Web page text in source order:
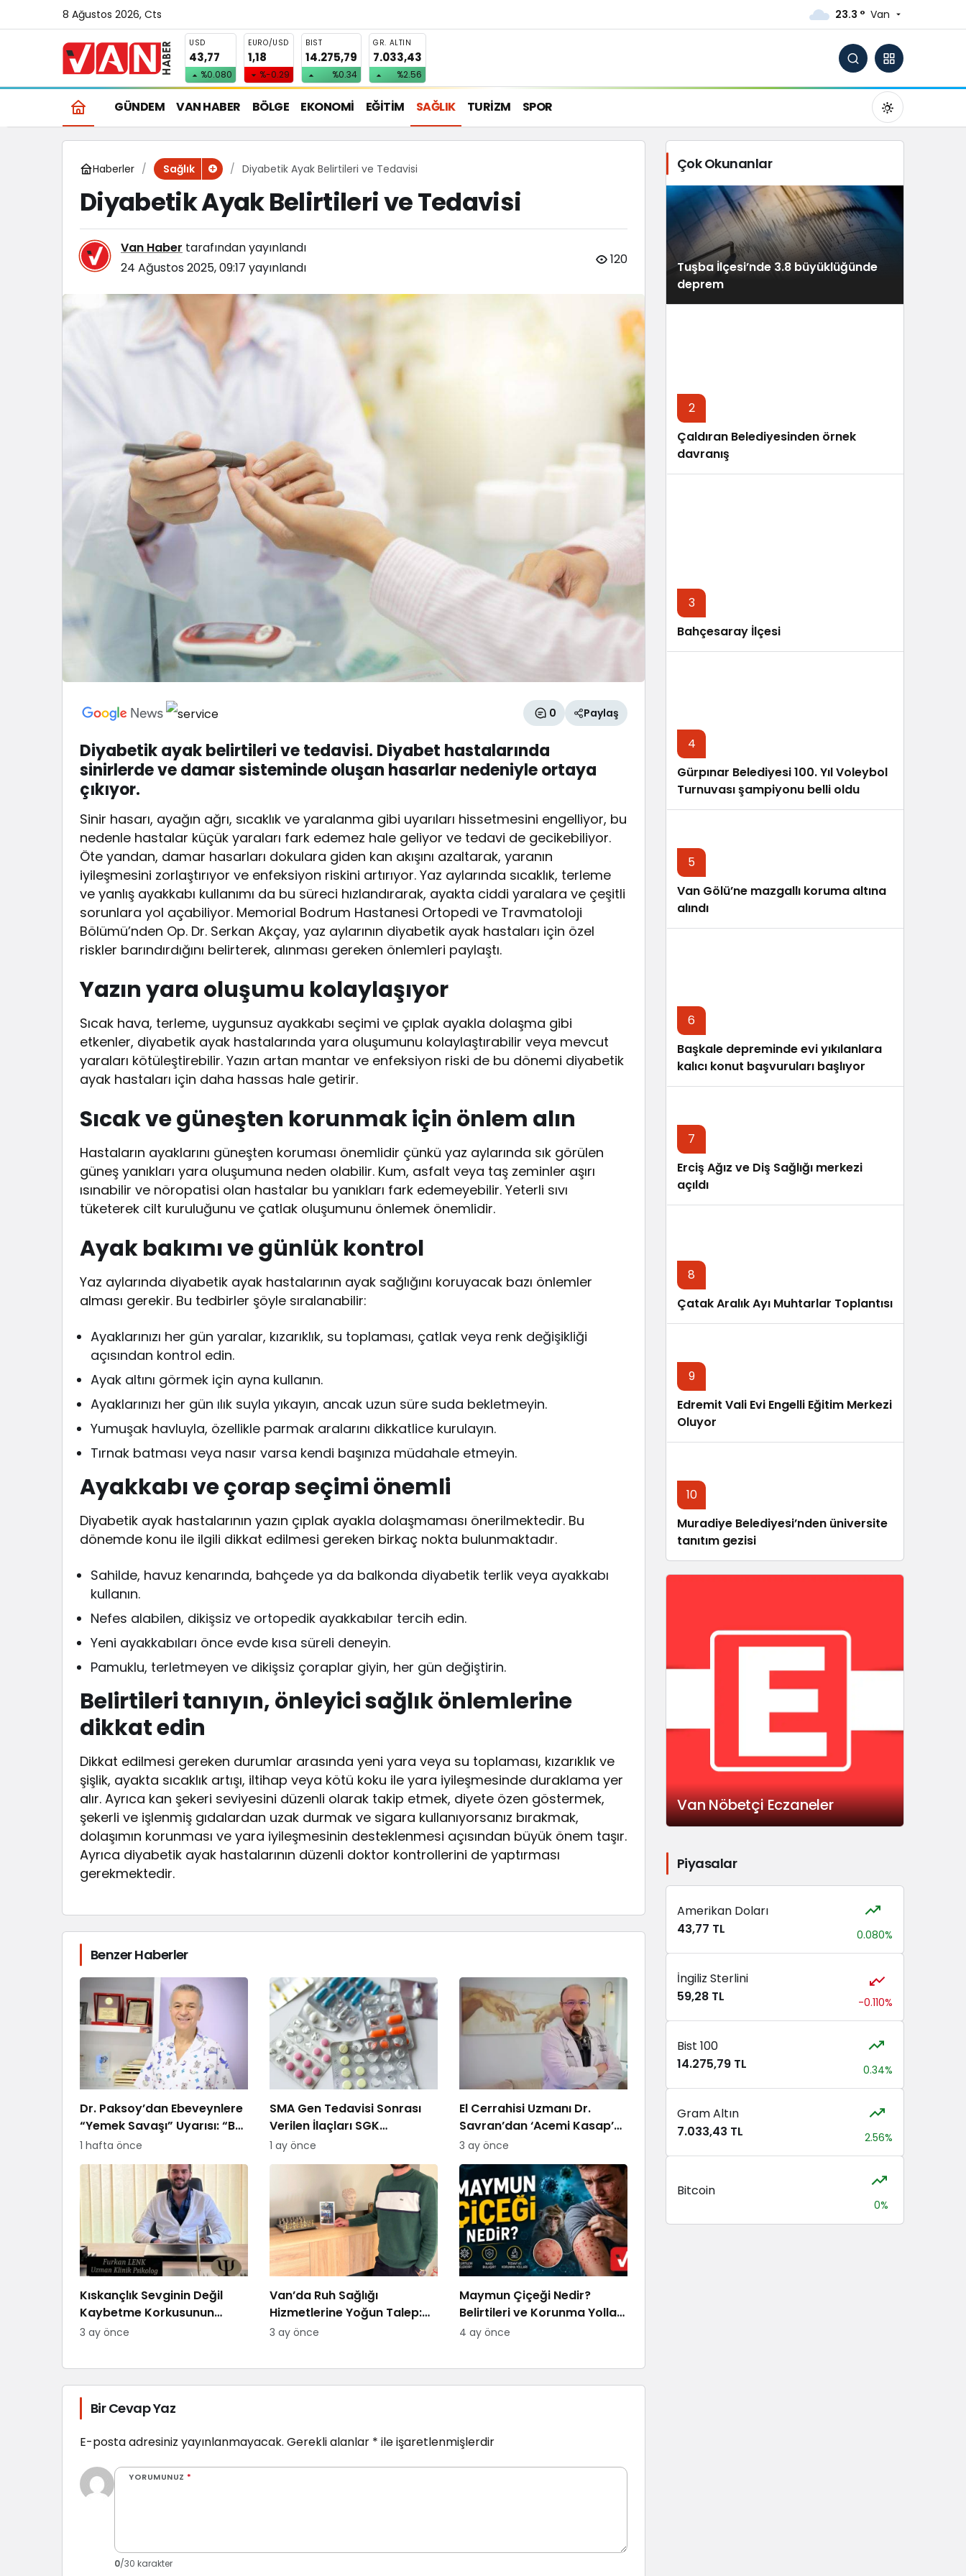
8 Ağustos 2026, Cts 23.3 ° Van
USD
43,77
%0.080
EURO/USD
1,18
%-0.29
BIST
14.275,79
%0.34
GR. ALTIN
7.033,43
%2.56
GÜNDEM VAN HABER BÖLGE EKONOMİ EĞİTİM SAĞLIK TURİZM SPOR
Gündüz Modu
Gündüz modunu seçin.
Haberler Sağlık Diyabetik Ayak Belirtileri ve Tedavisi
Diyabetik Ayak Belirtileri ve Tedavisi
Van Haber tarafından yayınlandı
24 Ağustos 2025, 09:17 yayınlandı
120
0 Paylaş
Diyabetik ayak belirtileri ve tedavisi. Diyabet hastalarında
sinirlerde ve damar sisteminde oluşan hasarlar nedeniyle ortaya
çıkıyor.
Sinir hasarı, ayağın ağrı, sıcaklık ve yaralanma gibi uyarıları hissetmesini engelliyor, bu
nedenle hastalar küçük yaraları fark edemez hale geliyor ve tedavi de gecikebiliyor.
Öte yandan, damar hasarları dokulara giden kan akışını azaltarak, yaranın
iyileşmesini zorlaştırıyor ve enfeksiyon riskini artırıyor. Yaz aylarında sıcaklık, terleme
ve yanlış ayakkabı kullanımı da bu süreci hızlandırarak, ayakta ciddi yaralara ve çeşitli
sorunlara yol açabiliyor. Memorial Bodrum Hastanesi Ortopedi ve Travmatoloji
Bölümü’nden Op. Dr. Serkan Akçay, yaz aylarının diyabetik ayak hastaları için özel
riskler barındırdığını belirterek, alınması gereken önlemleri paylaştı.
Yazın yara oluşumu kolaylaşıyor
Sıcak hava, terleme, uygunsuz ayakkabı seçimi ve çıplak ayakla dolaşma gibi
etkenler, diyabetik ayak hastalarında yara oluşumunu kolaylaştırabilir veya mevcut
yaraları kötüleştirebilir. Yazın artan mantar ve enfeksiyon riski de bu dönemi diyabetik
ayak hastaları için daha hassas hale getirir.
Sıcak ve güneşten korunmak için önlem alın
Hastaların ayaklarını güneşten koruması önemlidir çünkü yaz aylarında sık görülen
güneş yanıkları yara oluşumuna neden olabilir. Kum, asfalt veya taş zeminler aşırı
ısınabilir ve nöropatisi olan hastalar bu yanıkları fark edemeyebilir. Yeterli sıvı
tüketerek cilt kuruluğunu ve çatlak oluşumunu önlemek önemlidir.
Ayak bakımı ve günlük kontrol
Yaz aylarında diyabetik ayak hastalarının ayak sağlığını koruyacak bazı önlemler
alması gerekir. Bu tedbirler şöyle sıralanabilir:
Ayaklarınızı her gün yaralar, kızarıklık, su toplaması, çatlak veya renk değişikliği
açısından kontrol edin.
Ayak altını görmek için ayna kullanın.
Ayaklarınızı her gün ılık suyla yıkayın, ancak uzun süre suda bekletmeyin.
Yumuşak havluyla, özellikle parmak aralarını dikkatlice kurulayın.
Tırnak batması veya nasır varsa kendi başınıza müdahale etmeyin.
Ayakkabı ve çorap seçimi önemli
Diyabetik ayak hastalarının yazın çıplak ayakla dolaşmaması önerilmektedir. Bu
dönemde konu ile ilgili dikkat edilmesi gereken birkaç nokta bulunmaktadır.
Sahilde, havuz kenarında, bahçede ya da balkonda diyabetik terlik veya ayakkabı
kullanın.
Nefes alabilen, dikişsiz ve ortopedik ayakkabılar tercih edin.
Yeni ayakkabıları önce evde kısa süreli deneyin.
Pamuklu, terletmeyen ve dikişsiz çoraplar giyin, her gün değiştirin.
Belirtileri tanıyın, önleyici sağlık önlemlerine
dikkat edin
Dikkat edilmesi gereken durumlar arasında yeni yara veya su toplaması, kızarıklık ve
şişlik, ayakta sıcaklık artışı, iltihap veya kötü koku ile yara iyileşmesinde duraklama yer
alır. Ayrıca kan şekeri seviyesini düzenli olarak takip etmek, diyete özen göstermek,
şekerli ve işlenmiş gıdalardan uzak durmak ve sigara kullanıyorsanız bırakmak,
dolaşımın korunması ve yara iyileşmesinin desteklenmesi açısından büyük önem taşır.
Ayrıca diyabetik ayak hastalarının düzenli doktor kontrollerini de yaptırması
gerekmektedir.
Benzer Haberler
Dr. Paksoy’dan Ebeveynlere
“Yemek Savaşı” Uyarısı: “B
Planı Sunmayın, Kararlı
Olun”
1 hafta önce
SMA Gen Tedavisi Sonrası
Verilen İlaçları SGK
Ödemeyecek!
1 ay önce
El Cerrahisi Uzmanı Dr.
Savran’dan ‘Acemi Kasap’
Uyarısı!
3 ay önce
Kıskançlık Sevginin Değil
Kaybetme Korkusunun
Göstergesidir: Uzman
3 ay önce
Van’da Ruh Sağlığı
Hizmetlerine Yoğun Talep:
“Randevu Bulmakta
3 ay önce
Maymun Çiçeği Nedir?
Belirtileri ve Korunma Yolları
2026
4 ay önce
Bir Cevap Yaz
E-posta adresiniz yayınlanmayacak. Gerekli alanlar * ile işaretlenmişlerdir
YORUMUNUZ *
0/30 karakter
Çok Okunanlar
Tuşba İlçesi’nde 3.8 büyüklüğünde
deprem
2
Çaldıran Belediyesinden örnek
davranış
3
Bahçesaray İlçesi
4
Gürpınar Belediyesi 100. Yıl Voleybol
Turnuvası şampiyonu belli oldu
5
Van Gölü’ne mazgallı koruma altına
alındı
6
Başkale depreminde evi yıkılanlara
kalıcı konut başvuruları başlıyor
7
Erciş Ağız ve Diş Sağlığı merkezi
açıldı
8
Çatak Aralık Ayı Muhtarlar Toplantısı
9
Edremit Vali Evi Engelli Eğitim Merkezi
Oluyor
10
Muradiye Belediyesi’nden üniversite
tanıtım gezisi
Van Nöbetçi Eczaneler
Piyasalar
Amerikan Doları
43,77 TL
0.080%
İngiliz Sterlini
59,28 TL
-0.110%
Bist 100
14.275,79 TL
0.34%
Gram Altın
7.033,43 TL
2.56%
Bitcoin
0%